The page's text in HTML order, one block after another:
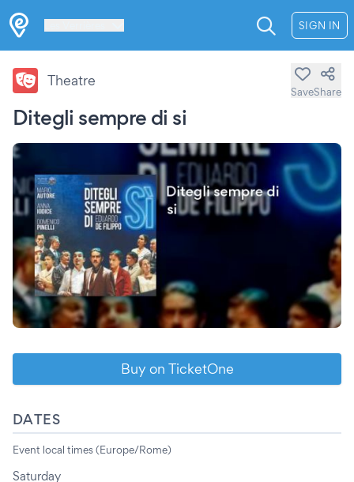
SIGN IN
Ditegli sempre di si
Theatre
SaveShare
Buy on TicketOne
DATES
Event local times (Europe/Rome)
Saturday